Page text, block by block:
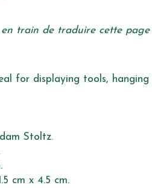
en train de traduire cette
for displaying tools,
Stoltz.
cm x 4.5 cm.